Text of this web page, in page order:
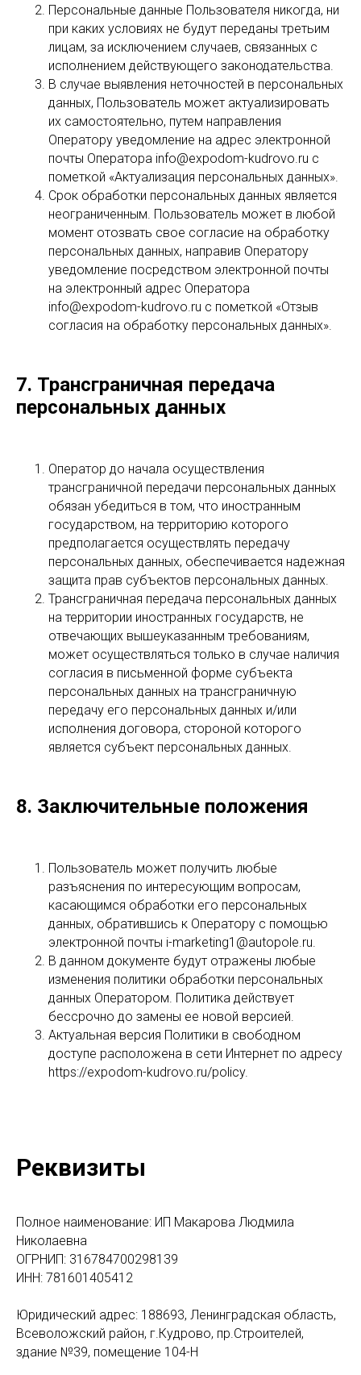
Персональные данные Пользователя никогда, ни
при каких условиях не будут переданы третьим
лицам, за исключением случаев, связанных с
исполнением действующего законодательства.
В случае выявления неточностей в персональных
данных, Пользователь может актуализировать
их самостоятельно, путем направления
Оператору уведомление на адрес электронной
почты Оператора info@expodom-kudrovo.ru с
пометкой «Актуализация персональных данных».
Срок обработки персональных данных является
неограниченным. Пользователь может в любой
момент отозвать свое согласие на обработку
персональных данных, направив Оператору
уведомление посредством электронной почты
на электронный адрес Оператора
info@expodom-kudrovo.ru с пометкой «Отзыв
согласия на обработку персональных данных».
7. Трансграничная передача
персональных данных
Оператор до начала осуществления
трансграничной передачи персональных данных
обязан убедиться в том, что иностранным
государством, на территорию которого
предполагается осуществлять передачу
персональных данных, обеспечивается надежная
защита прав субъектов персональных данных.
Трансграничная передача персональных данных
на территории иностранных государств, не
отвечающих вышеуказанным требованиям,
может осуществляться только в случае наличия
согласия в письменной форме субъекта
персональных данных на трансграничную
передачу его персональных данных и/или
исполнения договора, стороной которого
является субъект персональных данных.
8. Заключительные положения
Пользователь может получить любые
разъяснения по интересующим вопросам,
касающимся обработки его персональных
данных, обратившись к Оператору с помощью
электронной почты i-marketing1@autopole.ru.
В данном документе будут отражены любые
изменения политики обработки персональных
данных Оператором. Политика действует
бессрочно до замены ее новой версией.
Актуальная версия Политики в свободном
доступе расположена в сети Интернет по адресу
https://expodom-kudrovo.ru/policy.
Реквизиты
Полное наименование: ИП Макарова Людмила
Николаевна
ОГРНИП: 316784700298139
ИНН: 781601405412
Юридический адрес: 188693, Ленинградская область,
Всеволожский район, г.Кудрово, пр.Строителей,
здание №39, помещение 104-Н